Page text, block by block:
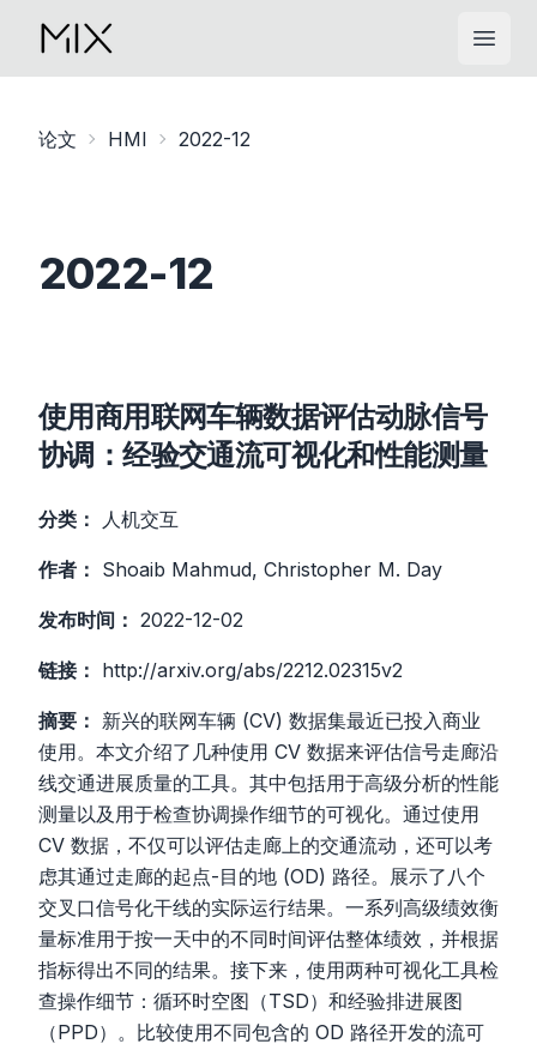
Open
论文 HMI 2022-12
2022-12
使用商用联网车辆数据评估动脉信号
协调：经验交通流可视化和性能测量
分类： 人机交互
作者： Shoaib Mahmud, Christopher M. Day
发布时间： 2022-12-02
链接： http://arxiv.org/abs/2212.02315v2
摘要： 新兴的联网车辆 (CV) 数据集最近已投入商业
使用。本文介绍了几种使用 CV 数据来评估信号走廊沿
线交通进展质量的工具。其中包括用于高级分析的性能
测量以及用于检查协调操作细节的可视化。通过使用
CV 数据，不仅可以评估走廊上的交通流动，还可以考
虑其通过走廊的起点-目的地 (OD) 路径。展示了八个
交叉口信号化干线的实际运行结果。一系列高级绩效衡
量标准用于按一天中的不同时间评估整体绩效，并根据
指标得出不同的结果。接下来，使用两种可视化工具检
查操作细节：循环时空图（TSD）和经验排进展图
（PPD）。比较使用不同包含的 OD 路径开发的流可